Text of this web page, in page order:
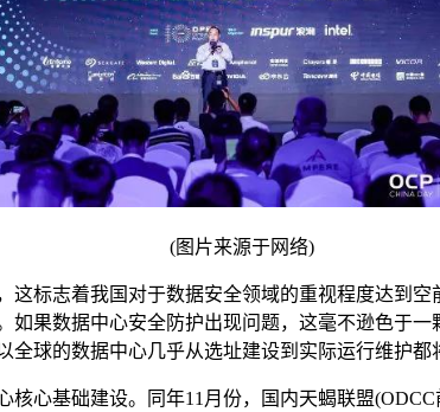
(图片来源于网络)
标志着我国对于数据安全领域的重视程度达到空
果数据中心安全防护出现问题，这毫不逊色于
全球的数据中心几乎从选址建设到实际运行维护
基础建设。同年11月份，国内天蝎联盟